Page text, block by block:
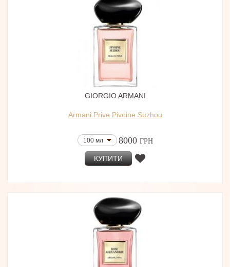
GIORGIO ARMANI
Armani Prive Pivoine Suzhou
100 мл 8000 ГРН
КУПИТИ